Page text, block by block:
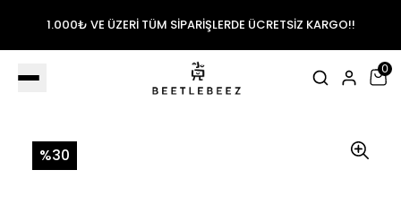
1.000₺ VE ÜZERİ TÜM SİPARİŞLERDE ÜCRETSİZ KARGO!!
0
%30